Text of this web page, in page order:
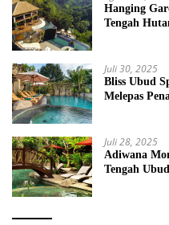
Hanging
Tengah
Juli 30, 2025
Bliss Ubud
Melepas
Juli 28, 2025
Adiwana
Tengah Ubud